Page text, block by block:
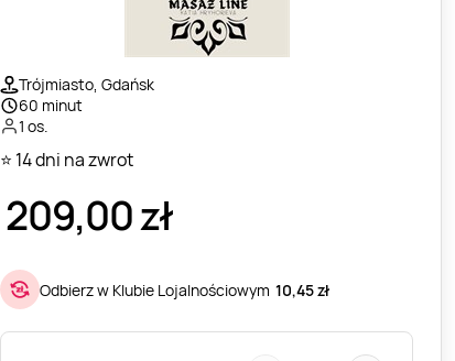
Trójmiasto, Gdańsk
60 minut
1 os.
⭐ 14 dni na zwrot
209,00zł
Odbierz w Klubie Lojalnościowym 10,45 zł